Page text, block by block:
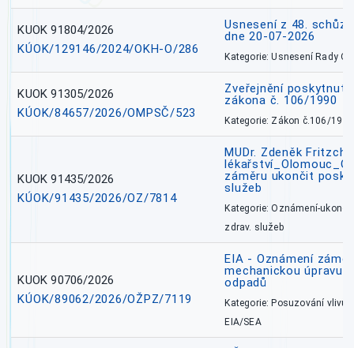
KUOK 91804/2026
KÚOK/129146/2024/OKH-O/286
Usnesení z 48.
dne 20-07-2026
Kategorie: Usnesení Rady
KUOK 91305/2026
KÚOK/84657/2026/OMPSČ/523
Zveřejnění poskytnutí
zákona č. 106/1990
Kategorie: Zákon č.106/1999
KUOK 91435/2026
KÚOK/91435/2026/OZ/7814
MUDr. Zdeněk
záměru ukončit
služeb
Kategorie: Oznámení-
zdrav. služeb
KUOK 90706/2026
KÚOK/89062/2026/OŽPZ/7119
EIA - Oznámení
mechanickou úpravu
odpadů
Kategorie: Posuzování vlivů
EIA/SEA